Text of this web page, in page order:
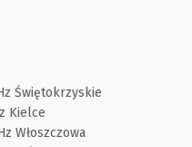
Świętokrzyskie
Kielce
Włoszczowa